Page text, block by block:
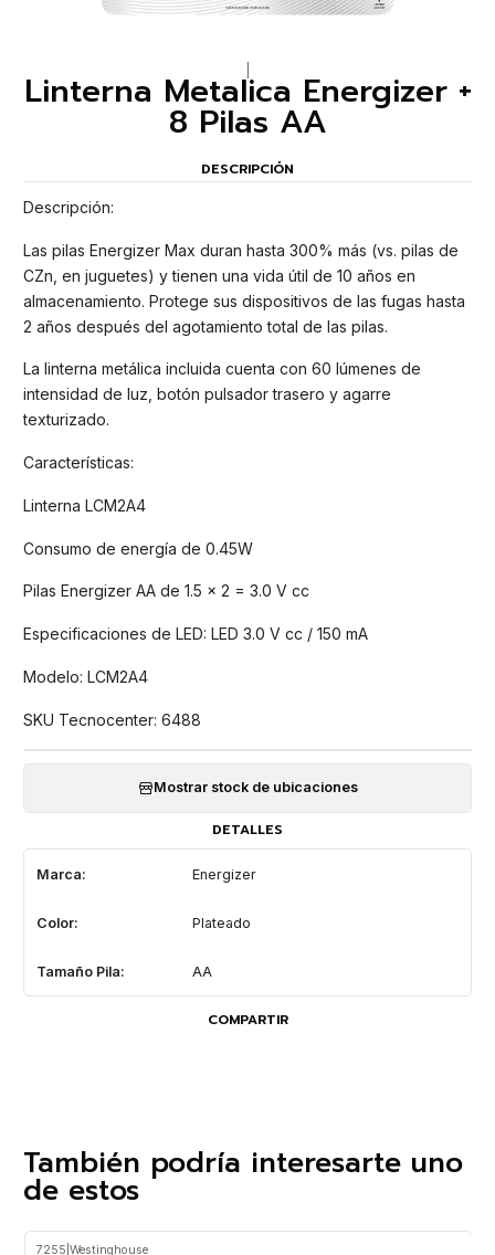
Linterna Metalica Energizer +
8 Pilas AA
DESCRIPCIÓN
Descripción:
Las pilas Energizer Max duran hasta 300% más (vs. pilas de
CZn, en juguetes) y tienen una vida útil de 10 años en
almacenamiento. Protege sus dispositivos de las fugas hasta
2 años después del agotamiento total de las pilas.
La linterna metálica incluida cuenta con 60 lúmenes de
intensidad de luz, botón pulsador trasero y agarre
texturizado.
Características:
Linterna LCM2A4
Consumo de energía de 0.45W
Pilas Energizer AA de 1.5 x 2 = 3.0 V cc
Especificaciones de LED: LED 3.0 V cc / 150 mA
Modelo: LCM2A4
SKU Tecnocenter: 6488
Mostrar stock de ubicaciones
DETALLES
Marca: Energizer
Color: Plateado
Tamaño Pila: AA
COMPARTIR
También podría interesarte uno
de estos
7255 Westinghouse